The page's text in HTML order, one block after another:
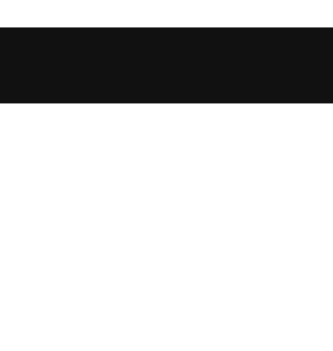
odaklı bir web sitesidir.